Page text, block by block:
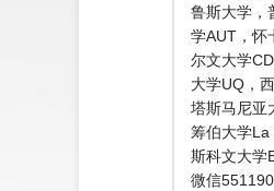
鲁斯大学，
学AUT，怀
尔文大学
大学UQ，
塔斯马尼亚
筹伯大学La
斯科文大学
微信